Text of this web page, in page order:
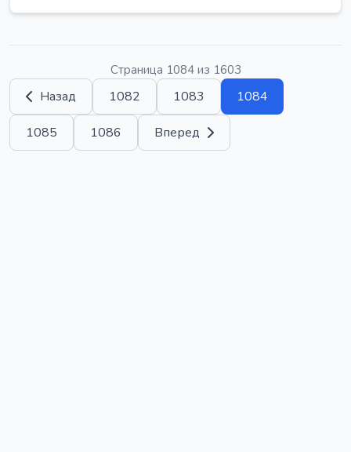
Страница 1084 из 1603
Назад 1082 1083 1084
1085 1086 Вперед